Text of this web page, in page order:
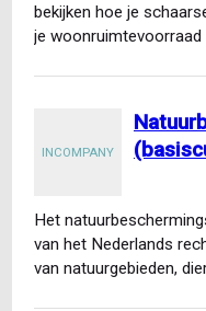
bekijken hoe je
je
INCOMPANY
Het
van het Nederlands
van natuurgebieden,